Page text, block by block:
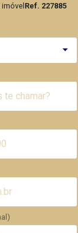
Ref. 227885